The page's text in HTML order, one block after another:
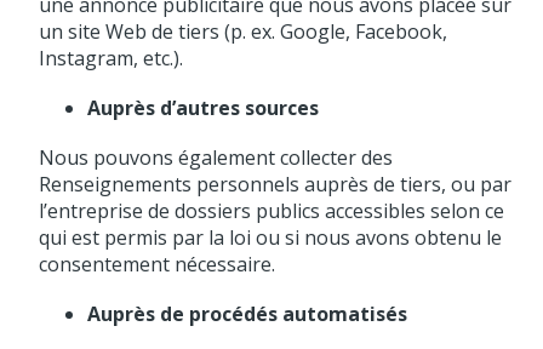
une annonce publicitaire que nous avons placée sur
un site Web de tiers (p. ex. Google, Facebook,
Instagram, etc.).
Auprès d’autres sources
Nous pouvons également collecter des
Renseignements personnels auprès de tiers, ou par
l’entreprise de dossiers publics accessibles selon ce
qui est permis par la loi ou si nous avons obtenu le
consentement nécessaire.
Auprès de procédés automatisés